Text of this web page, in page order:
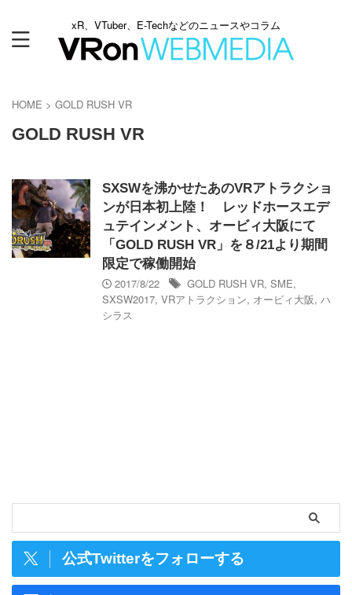
xR、VTuber、E-Techなどのニュースやコラム
HOME > GOLD RUSH VR
GOLD RUSH VR
SXSWを沸かせたあのVRアトラクショ
ンが日本初上陸！ レッドホースエデ
ュテインメント、オービィ大阪にて
「GOLD RUSH VR」を８/21より期間
限定で稼働開始
2017/8/22
GOLD RUSH VR, SME,
SXSW2017, VRアトラクション, オービィ大阪, ハ
シラス
公式Twitterをフォローする